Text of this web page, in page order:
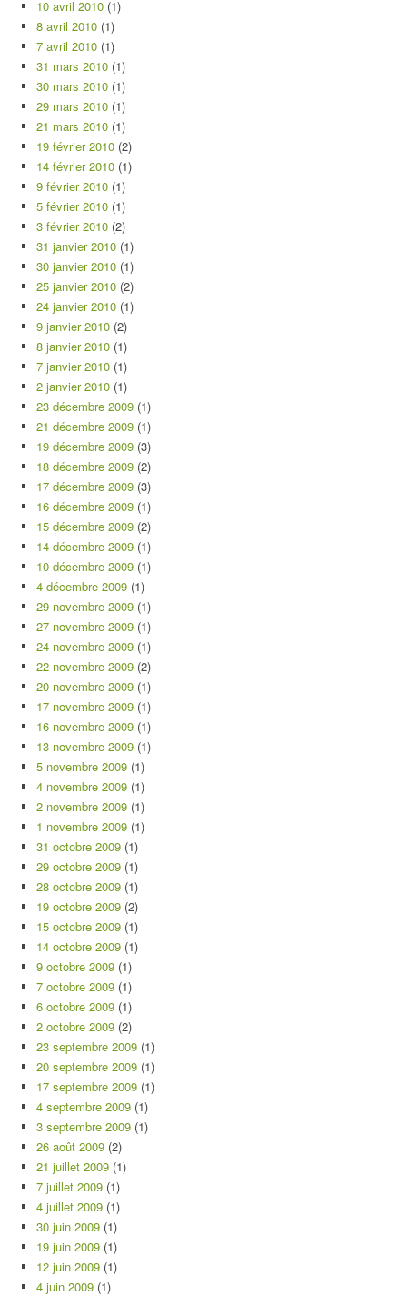
10 avril 2010 (1)
8 avril 2010 (1)
7 avril 2010 (1)
31 mars 2010 (1)
30 mars 2010 (1)
29 mars 2010 (1)
21 mars 2010 (1)
19 février 2010 (2)
14 février 2010 (1)
9 février 2010 (1)
5 février 2010 (1)
3 février 2010 (2)
31 janvier 2010 (1)
30 janvier 2010 (1)
25 janvier 2010 (2)
24 janvier 2010 (1)
9 janvier 2010 (2)
8 janvier 2010 (1)
7 janvier 2010 (1)
2 janvier 2010 (1)
23 décembre 2009 (1)
21 décembre 2009 (1)
19 décembre 2009 (3)
18 décembre 2009 (2)
17 décembre 2009 (3)
16 décembre 2009 (1)
15 décembre 2009 (2)
14 décembre 2009 (1)
10 décembre 2009 (1)
4 décembre 2009 (1)
29 novembre 2009 (1)
27 novembre 2009 (1)
24 novembre 2009 (1)
22 novembre 2009 (2)
20 novembre 2009 (1)
17 novembre 2009 (1)
16 novembre 2009 (1)
13 novembre 2009 (1)
5 novembre 2009 (1)
4 novembre 2009 (1)
2 novembre 2009 (1)
1 novembre 2009 (1)
31 octobre 2009 (1)
29 octobre 2009 (1)
28 octobre 2009 (1)
19 octobre 2009 (2)
15 octobre 2009 (1)
14 octobre 2009 (1)
9 octobre 2009 (1)
7 octobre 2009 (1)
6 octobre 2009 (1)
2 octobre 2009 (2)
23 septembre 2009 (1)
20 septembre 2009 (1)
17 septembre 2009 (1)
4 septembre 2009 (1)
3 septembre 2009 (1)
26 août 2009 (2)
21 juillet 2009 (1)
7 juillet 2009 (1)
4 juillet 2009 (1)
30 juin 2009 (1)
19 juin 2009 (1)
12 juin 2009 (1)
4 juin 2009 (1)